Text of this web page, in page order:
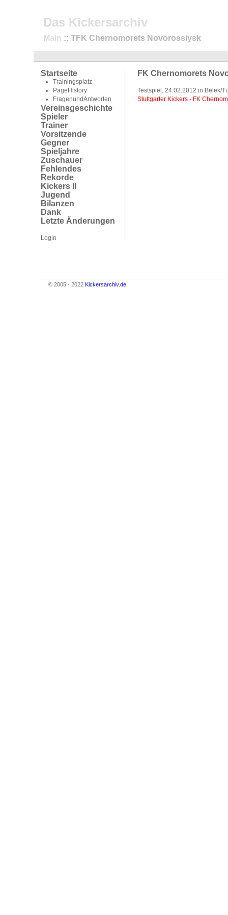
Das Kickersarchiv
Main :: TFK Chernomorets Novorossiysk
Startseite
Trainingsplatz
PageHistory
FragenundAntworten
Vereinsgeschichte
Spieler
Trainer
Vorsitzende
Gegner
Spieljahre
Zuschauer
Fehlendes
Rekorde
Kickers II
Jugend
Bilanzen
Dank
Letzte Änderungen
Login
FK Chernomorets
Testspiel, 24.02.2012 in Belek/
Stuttgarter Kickers - FK
© 2005 - 2022 Kickersarchiv.de